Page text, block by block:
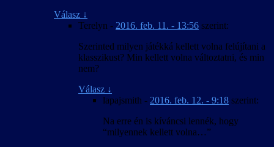
Válasz ↓
Terelyn - 2016. feb. 11. - 13:56 szerint:
Szerinted milyen játékká kellett volna felújítani a
klasszikust? Min kellett volna változtatni, és min
nem?
Válasz ↓
lapajsmith - 2016. feb. 12. - 9:18 szerint:
Na erre én is kíváncsi lennék, hogy
“milyennek kellett volna…”